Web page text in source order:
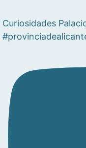
Curiosidades